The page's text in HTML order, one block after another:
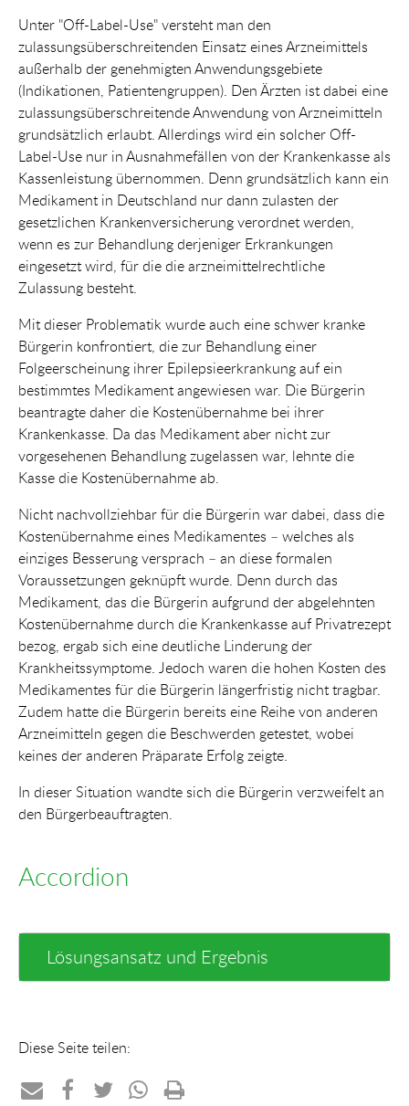
Unter "Off-Label-Use" versteht man den
zulassungsüberschreitenden Einsatz eines Arzneimittels
außerhalb der genehmigten Anwendungsgebiete
(Indikationen, Patientengruppen). Den Ärzten ist dabei eine
zulassungsüberschreitende Anwendung von Arzneimitteln
grundsätzlich erlaubt. Allerdings wird ein solcher Off-
Label-Use nur in Ausnahmefällen von der Krankenkasse als
Kassenleistung übernommen. Denn grundsätzlich kann ein
Medikament in Deutschland nur dann zulasten der
gesetzlichen Krankenversicherung verordnet werden,
wenn es zur Behandlung derjeniger Erkrankungen
eingesetzt wird, für die die arzneimittelrechtliche
Zulassung besteht.
Mit dieser Problematik wurde auch eine schwer kranke
Bürgerin konfrontiert, die zur Behandlung einer
Folgeerscheinung ihrer Epilepsieerkrankung auf ein
bestimmtes Medikament angewiesen war. Die Bürgerin
beantragte daher die Kostenübernahme bei ihrer
Krankenkasse. Da das Medikament aber nicht zur
vorgesehenen Behandlung zugelassen war, lehnte die
Kasse die Kostenübernahme ab.
Nicht nachvollziehbar für die Bürgerin war dabei, dass die
Kostenübernahme eines Medikamentes – welches als
einziges Besserung versprach – an diese formalen
Voraussetzungen geknüpft wurde. Denn durch das
Medikament, das die Bürgerin aufgrund der abgelehnten
Kostenübernahme durch die Krankenkasse auf Privatrezept
bezog, ergab sich eine deutliche Linderung der
Krankheitssymptome. Jedoch waren die hohen Kosten des
Medikamentes für die Bürgerin längerfristig nicht tragbar.
Zudem hatte die Bürgerin bereits eine Reihe von anderen
Arzneimitteln gegen die Beschwerden getestet, wobei
keines der anderen Präparate Erfolg zeigte.
In dieser Situation wandte sich die Bürgerin verzweifelt an
den Bürgerbeauftragten.
Accordion
Lösungsansatz und Ergebnis
Diese Seite teilen: